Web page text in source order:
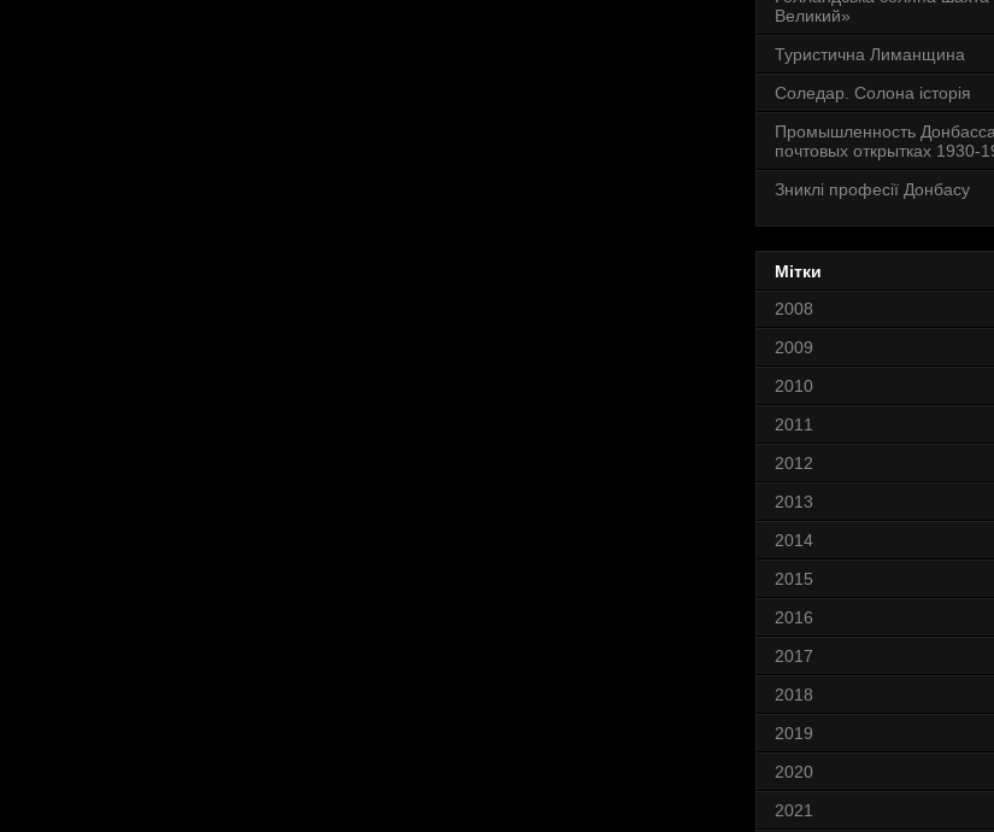
Великий»
Туристична Лиманщина
Соледар. Солона історія
Промышленность
почтовых открытках 1930-
Зниклі професії Донбасу
Мітки
2008
2009
2010
2011
2012
2013
2014
2015
2016
2017
2018
2019
2020
2021